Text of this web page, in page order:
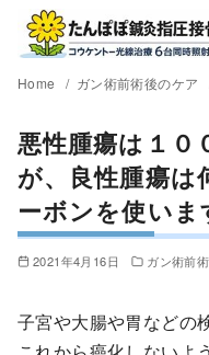
Home ガン術前術後のケア
悪性腫瘍は１０
が、良性腫瘍は
ーボンを使いま
2021年4月16日 ガン術前
子宮や大腸や胃などの